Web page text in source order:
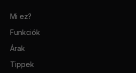
Mi ez?
Funkciók
Árak
Tippek